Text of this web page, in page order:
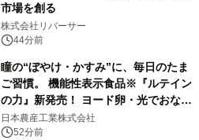
市場を創る
株式会社リバーサー
44分前
瞳の“ぼやけ・かすみ”に、毎日のたま
ご習慣。 機能性表示食品※『ルテイン
の力』新発売！ ヨード卵・光でおなじ
みの日本農産工業より8月以降順次発
売
日本農産工業株式会社
52分前